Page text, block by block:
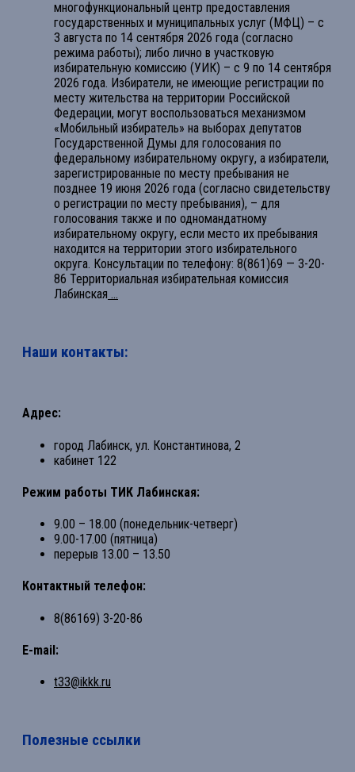
многофункциональный центр предоставления
государственных и муниципальных услуг (МФЦ) – с
3 августа по 14 сентября 2026 года (согласно
режима работы); либо лично в участковую
избирательную комиссию (УИК) – с 9 по 14 сентября
2026 года. Избиратели, не имеющие регистрации по
месту жительства на территории Российской
Федерации, могут воспользоваться механизмом
«Мобильный избиратель» на выборах депутатов
Государственной Думы для голосования по
федеральному избирательному округу, а избиратели,
зарегистрированные по месту пребывания не
позднее 19 июня 2026 года (согласно свидетельству
о регистрации по месту пребывания), – для
голосования также и по одномандатному
избирательному округу, если место их пребывания
находится на территории этого избирательного
округа. Консультации по телефону: 8(861)69 — 3-20-
86 Территориальная избирательная комиссия
Лабинская ...
Наши контакты:
Адрес:
город Лабинск, ул. Константинова, 2
кабинет 122
Режим работы ТИК Лабинская:
9.00 – 18.00 (понедельник-четверг)
9.00-17.00 (пятница)
перерыв 13.00 – 13.50
Контактный телефон:
8(86169) 3-20-86
E-mail:
t33@ikkk.ru
Полезные ссылки